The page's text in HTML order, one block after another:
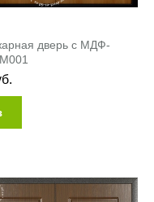
дверь с МДФ-